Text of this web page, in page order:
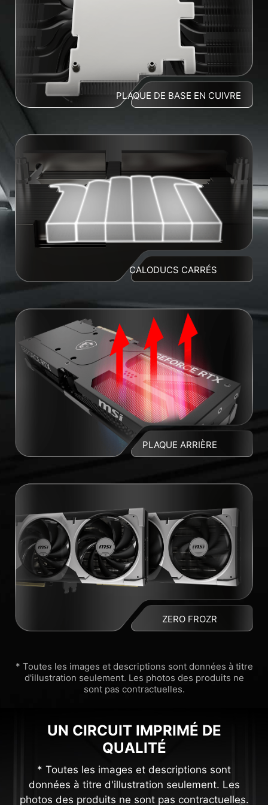
PLAQUE DE BASE EN CUIVRE
CALODUCS CARRÉS
PLAQUE ARRIÈRE
ZERO FROZR
* Toutes les images et descriptions sont données à titre
d'illustration seulement. Les photos des produits ne
sont pas contractuelles.
UN CIRCUIT IMPRIMÉ DE
QUALITÉ
* Toutes les images et descriptions sont
données à titre d'illustration seulement. Les
photos des produits ne sont pas contractuelles.